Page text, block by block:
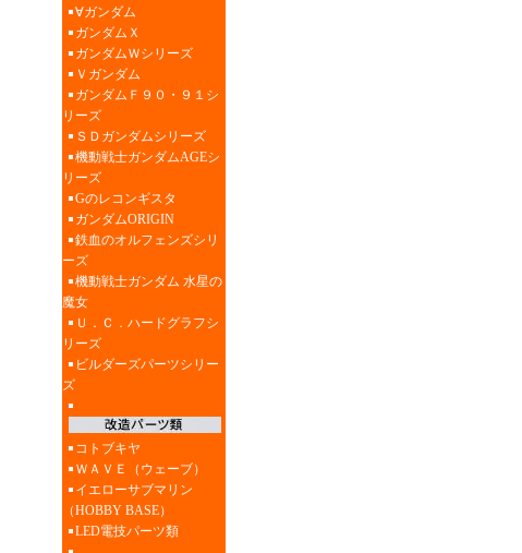
∀ガンダム
ガンダムＸ
ガンダムＷシリーズ
Ｖガンダム
ガンダムＦ９０・９１シ
リーズ
ＳＤガンダムシリーズ
機動戦士ガンダムAGEシ
リーズ
Gのレコンギスタ
ガンダムORIGIN
鉄血のオルフェンズシリ
ーズ
機動戦士ガンダム 水星の
魔女
Ｕ．Ｃ．ハードグラフシ
リーズ
ビルダーズパーツシリー
ズ
コトブキヤ
ＷＡＶＥ（ウェーブ）
イエローサブマリン
（HOBBY BASE）
LED電技パーツ類